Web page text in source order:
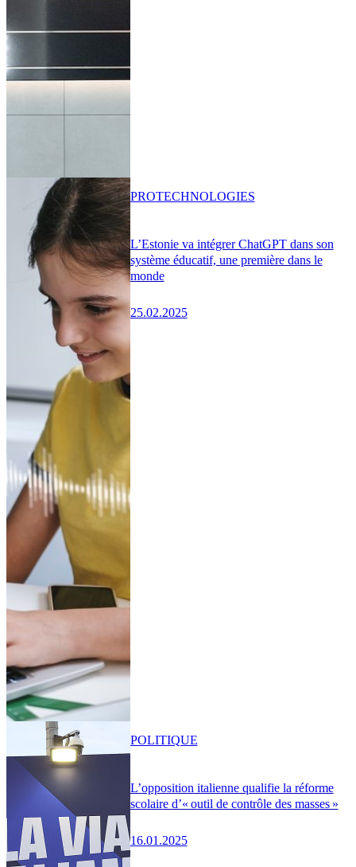
L’Estonie va intégrer ChatGPT dans son
système éducatif, une première dans le
monde
25.02.2025
PROTECHNOLOGIES
L’opposition italienne qualifie la réforme
scolaire d’« outil de contrôle des masses »
16.01.2025
POLITIQUE